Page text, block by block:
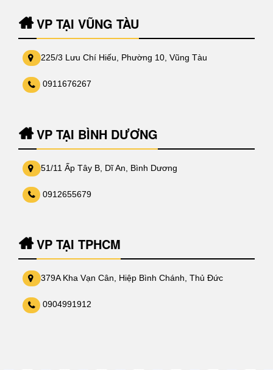
VP TẠI VŨNG TÀU
225/3 Lưu Chí Hiếu, Phường 10, Vũng Tàu
0911676267
VP TẠI BÌNH DƯƠNG
51/11 Ấp Tây B, Dĩ An, Bình Dương
0912655679
VP TẠI TPHCM
379A Kha Vạn Cân, Hiệp Bình Chánh, Thủ Đức
0904991912